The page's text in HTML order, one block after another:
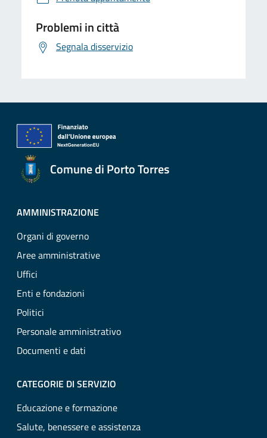
Problemi in città
Segnala disservizio
Comune di Porto Torres
AMMINISTRAZIONE
Organi di governo
Aree amministrative
Uffici
Enti e fondazioni
Politici
Personale amministrativo
Documenti e dati
CATEGORIE DI SERVIZIO
Educazione e formazione
Salute, benessere e assistenza